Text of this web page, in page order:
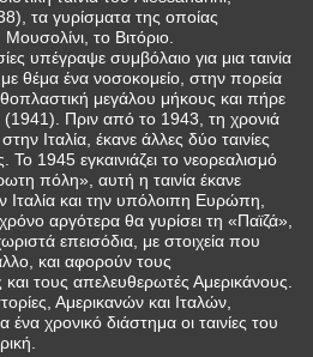
τα γυρίσματα της οποίας
το Βιτόριο.
υπέγραψε συμβόλαιο για μια ταινία
θέμα ένα νοσοκομείο, στην πορεία
μεγάλου μήκους και πήρε
Πριν από το 1943, τη χρονιά
Ιταλία, έκανε άλλες δύο ταινίες
1945 εγκαινιάζει το νεορεαλισμό
πόλη», αυτή η ταινία έκανε
Ιταλία και την υπόλοιπη Ευρώπη,
αργότερα θα γυρίσει τη «Παϊζά»,
επεισόδια, με στοιχεία που
και αφορούν τους
τους απελευθερωτές Αμερικάνους.
Αμερικανών και Ιταλών,
ένα χρονικό διάστημα οι ταινίες του